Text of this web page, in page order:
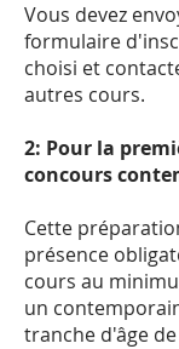
Vous devez
formulaire
choisi et
autres cours.
2: Pour la
concours
Cette
présence
cours au
un
tranche d'âge